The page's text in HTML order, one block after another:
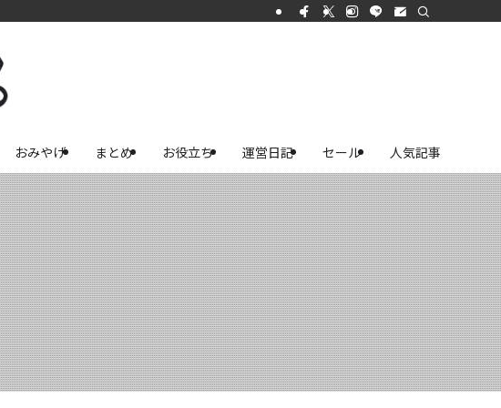
おみやげ まとめ お役立ち 運営日記 セール 人気記事